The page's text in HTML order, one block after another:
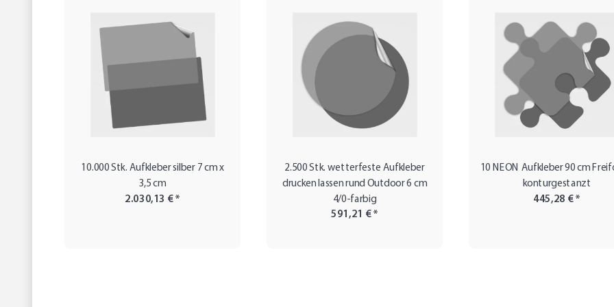
10.000 Stk. Aufkleber silber 7 cm x
3,5 cm
2.030,13 €*
2.500 Stk. wetterfeste Aufkleber
drucken lassen rund Outdoor 6 cm
4/0-farbig
591,21 €*
10 NEON Aufkleber 90 cm
konturgestanzt
445,28 €*